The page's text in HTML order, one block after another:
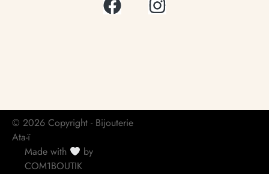
© 2026 Copyright - Bijouterie
Ata-ï
Made with
by
COM1BOUTIK